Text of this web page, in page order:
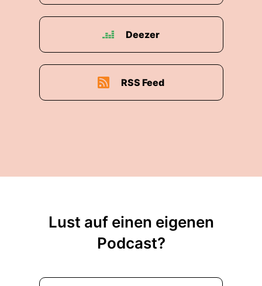
Deezer
RSS Feed
Lust auf einen eigenen
Podcast?